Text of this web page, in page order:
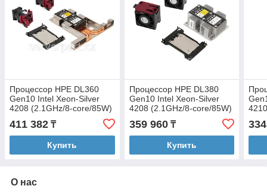
Процессор HPE DL360
Gen10 Intel Xeon-Silver
4208 (2.1GHz/8-core/85W)
Processor Kit (P02571-
B21)
411 382 ₸
Купить
Процессор HPE DL380
Gen10 Intel Xeon-Silver
4208 (2.1GHz/8-core/85W)
Processor Kit (P02491-
B21)
359 960₸
Купить
О нас